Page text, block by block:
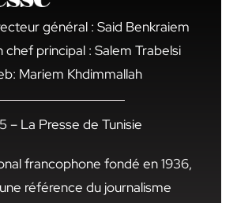
général : Said Benkraiem
chef principal : Salem Trabelsi
Mariem Khdimmallah
La Presse de Tunisie
francophone fondé en 1936,
référence du journalisme